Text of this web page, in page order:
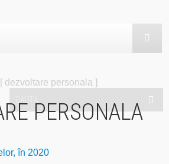
dezvoltare personala ]
PERSONALA